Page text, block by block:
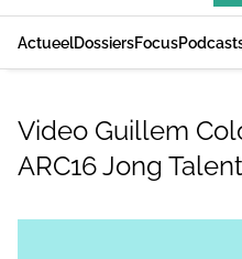
ActueelDossiersFocus
Video Guillem
ARC16 Jong